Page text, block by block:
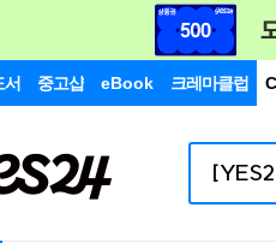
서 중고샵 eBook 크레마클럽